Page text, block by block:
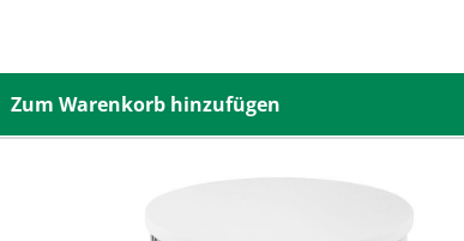
Zum Warenkorb hinzufügen